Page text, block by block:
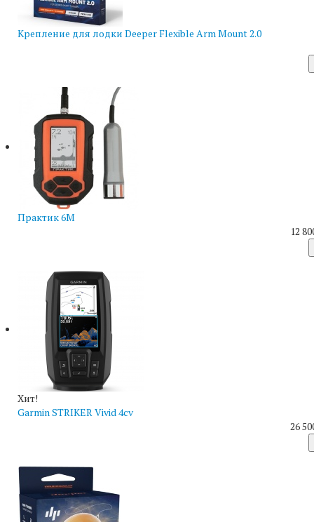
Крепление для лодки Deeper Flexible Arm Mount 2.0
Практик 6М
12
Хит!
Garmin STRIKER Vivid 4cv
26